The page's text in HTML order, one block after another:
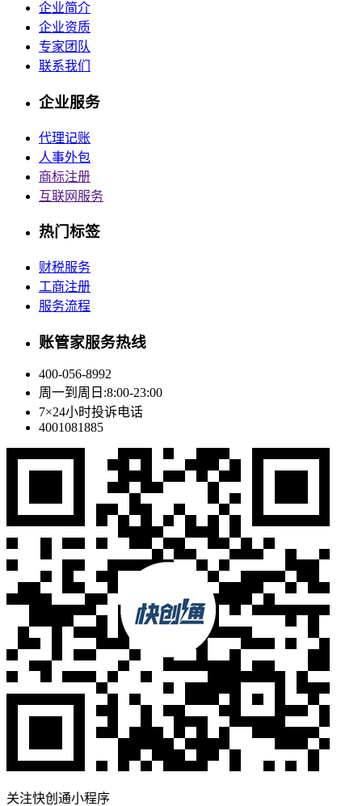
企业简介
企业资质
专家团队
联系我们
企业服务
代理记账
人事外包
商标注册
互联网服务
热门标签
财税服务
工商注册
服务流程
账管家服务热线
400-056-8992
周一到周日:8:00-23:00
7×24小时投诉电话
4001081885
关注快创通小程序